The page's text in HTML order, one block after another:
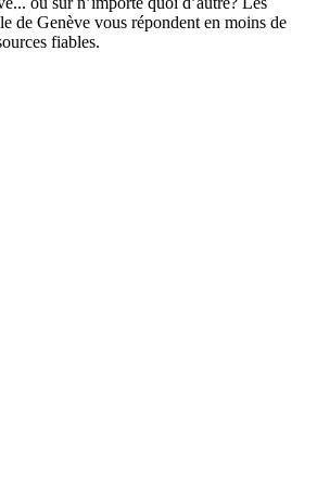
de Genève vous répondent en moins de
fiables.